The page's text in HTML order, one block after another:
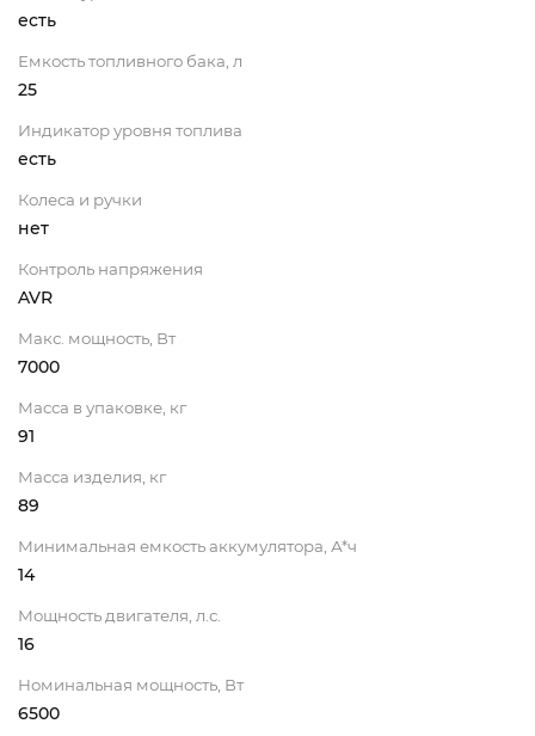
есть
Емкость топливного бака, л
25
Индикатор уровня топлива
есть
Колеса и ручки
нет
Контроль напряжения
AVR
Макс. мощность, Вт
7000
Масса в упаковке, кг
91
Масса изделия, кг
89
Минимальная емкость аккумулятора, А*ч
14
Мощность двигателя, л.с.
16
Номинальная мощность, Вт
6500